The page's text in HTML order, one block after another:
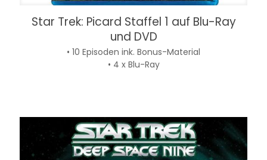
Star Trek: Picard Staffel 1 auf Blu-Ray
und DVD
• 10 Episoden ink. Bonus-Material
• 4 x Blu-Ray